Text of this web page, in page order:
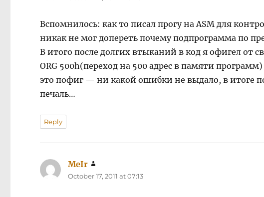
Вспомнилось: как то писал прогу на ASM для
никак не мог допереть почему подпрограмма по
В итого после долгих втыканий в код я офигел от
ORG 500h(переход на 500 адрес в памяти
это пофиг — ни какой ошибки не выдало, в итоге
печаль…
Reply
MeIr
October 17, 2011 at 07:13